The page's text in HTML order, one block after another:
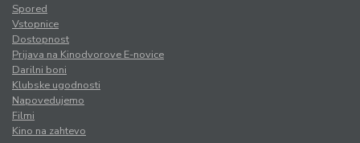
Spored
Vstopnice
Dostopnost
Prijava na Kinodvorove E-novice
Darilni boni
Klubske ugodnosti
Napovedujemo
Filmi
Kino na zahtevo